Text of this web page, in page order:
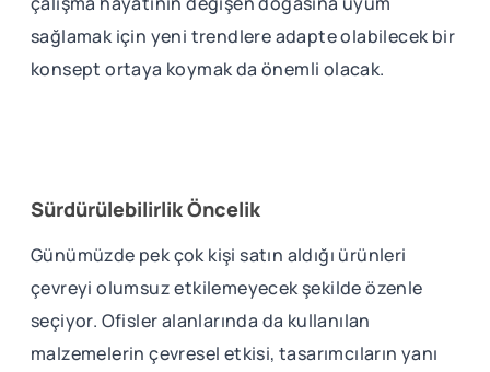
sağlamak için yeni trendlere adapte olabilecek bir
konsept ortaya koymak da önemli olacak.
Sürdürülebilirlik Öncelik
Günümüzde pek çok kişi satın aldığı ürünleri
çevreyi olumsuz etkilemeyecek şekilde özenle
seçiyor. Ofisler alanlarında da kullanılan
malzemelerin çevresel etkisi, tasarımcıların yanı